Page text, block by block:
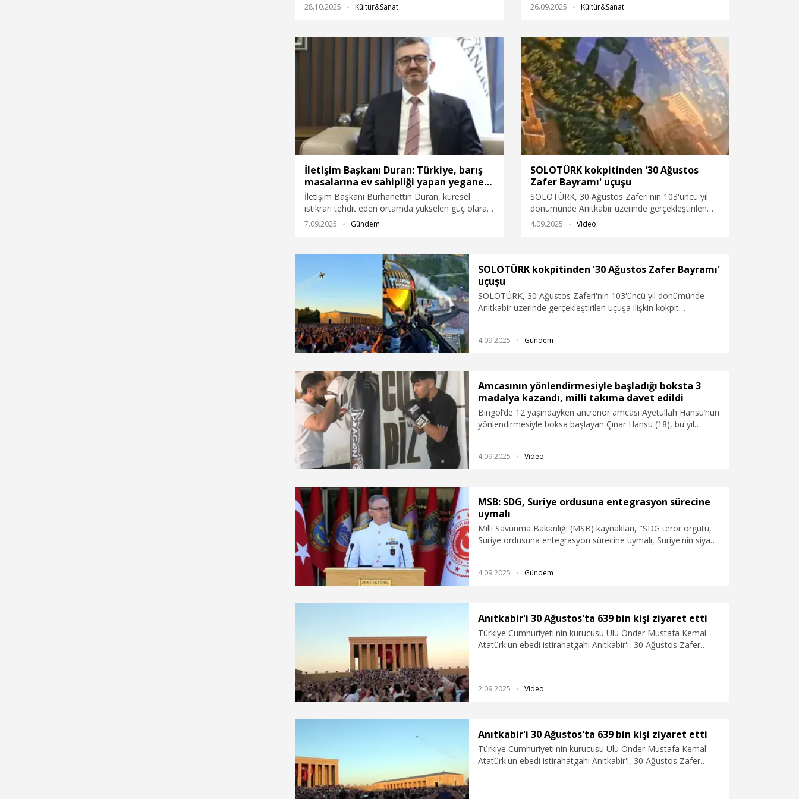
getirerek bir kutlamaya hazırlanıyor. Saat 17.00’de
28.10.2025 Kültür&Sanat
paylaştı. Kar tatillerinden sahil kaçamaklarına,
tatil fırsatlarını en verimli şekilde değerlendirmek
isteyenler için bir yol haritası oluşturuyor.
26.09.2025 Kültür&Sanat
İletişim Başkanı Duran: Türkiye, barış
masalarına ev sahipliği yapan yegane
ülkedir
İletişim Başkanı Burhanettin Duran, küresel
istikrarı tehdit eden ortamda yükselen güç olarak
Türkiye'nin, bölgede ve dünyada sorunların
politikalarıyla Türkiye, tüm taraflarla görüşen ve
barış masalarına ev sahipliği yapan yegane
ülkedir" dedi.
7.09.2025 Gündem
SOLOTÜRK kokpitinden '30 Ağustos
Zafer Bayramı' uçuşu
SOLOTÜRK, 30 Ağustos Zaferi'nin 103'üncü yıl
dönümünde Anıtkabir üzerinde gerçekleştirilen
uçuşa ilişkin kokpit görüntülerini paylaştı.
4.09.2025 Video
SOLOTÜRK kokpitinden '30 Ağustos Zafer Bayramı'
uçuşu
SOLOTÜRK, 30 Ağustos Zaferi'nin 103'üncü yıl dönümünde
Anıtkabir üzerinde gerçekleştirilen uçuşa ilişkin kokpit
4.09.2025 Gündem
Amcasının yönlendirmesiyle başladığı boksta 3
madalya kazandı, milli takıma davet edildi
Bingöl’de 12 yaşındayken antrenör amcası Ayetullah Hansu’nun
yönlendirmesiyle boksa başlayan Çınar Hansu (18), bu yıl
4.09.2025 Video
MSB: SDG, Suriye ordusuna entegrasyon sürecine
uymalı
Milli Savunma Bakanlığı (MSB) kaynakları, "SDG terör örgütü,
Suriye ordusuna entegrasyon sürecine uymalı, Suriye'nin siyasi
4.09.2025 Gündem
Anıtkabir'i 30 Ağustos'ta 639 bin kişi ziyaret etti
Türkiye Cumhuriyeti'nin kurucusu Ulu Önder Mustafa Kemal
Atatürk'ün ebedi istirahatgahı Anıtkabir'i, 30 Ağustos Zafer
2.09.2025 Video
Anıtkabir'i 30 Ağustos'ta 639 bin kişi ziyaret etti
Türkiye Cumhuriyeti'nin kurucusu Ulu Önder Mustafa Kemal
Atatürk'ün ebedi istirahatgahı Anıtkabir'i, 30 Ağustos Zafer